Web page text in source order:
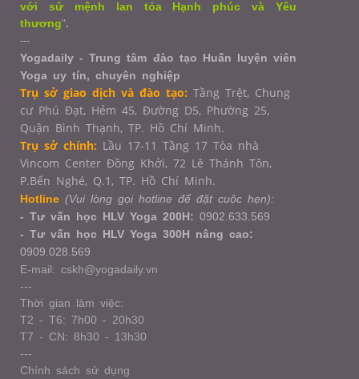
với sứ mệnh lan tỏa Hạnh phúc và Yêu
thương".
---
Yogadaily - Trung tâm đào tạo Huấn luyện viên
Yoga uy tín, chuyên nghiệp
Trụ sở giao dịch và đào tạo: Tầng Trệt, Chung
cư Phú Đạt, Hẻm 45, Đường D5, Phường 25,
Quận Bình Thạnh, TP. Hồ Chí Minh.
Trụ sở chính: Lầu 17-11 Tầng 17 Tòa nhà
Vincom Center Đồng Khởi, 72 Lê Thánh Tôn,
P.Bến Nghé, Q.1, TP. Hồ Chí Minh.
Hotline (Vui lòng gọi hotline để đặt cuộc hẹn):
- Tư vấn học HLV Yoga 200H: 0902.633.569
- Tư vấn học HLV Yoga 300H nâng cao:
0909.028.569
E-mail: cskh@yogadaily.vn
---
Thời gian làm việc:
T2 - T6: 7h00 - 20h30
T7 - CN: 8h30 - 13h30
---
Chính sách sử dụng